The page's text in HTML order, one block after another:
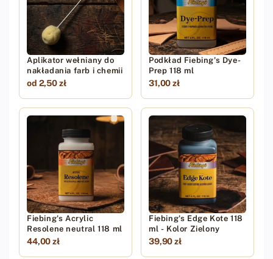
Aplikator wełniany do
nakładania farb i chemii
od 2,50 zł
Podkład Fiebing's Dye-
Prep 118 ml
31,00 zł
Fiebing's Acrylic
Resolene neutral 118 ml
44,00 zł
Fiebing's Edge Kote 118
ml - Kolor Zielony
39,90 zł